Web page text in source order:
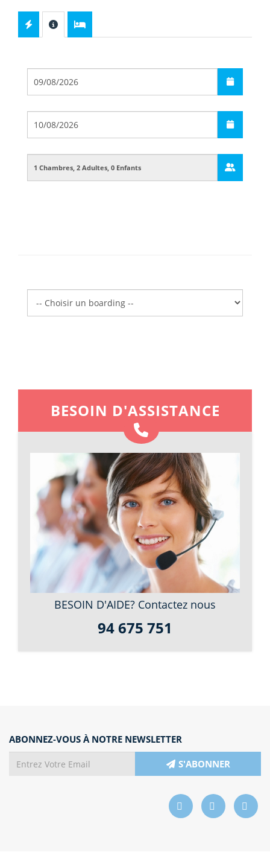
BESOIN D'ASSISTANCE
BESOIN D'AIDE? Contactez nous
94 675 751
ABONNEZ-VOUS À NOTRE NEWSLETTER
S'ABONNER